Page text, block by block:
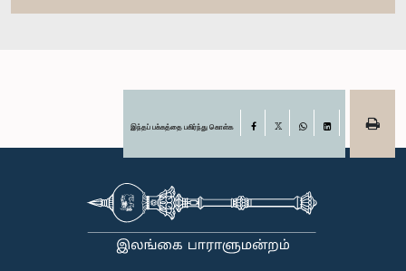
இந்தப் பக்கத்தை பகிர்ந்து கொள்க Facebook